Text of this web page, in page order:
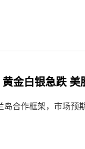
金白银急跌 美
合作框架，市场预